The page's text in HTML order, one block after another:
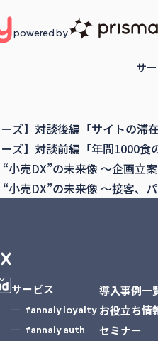
powered by
サ
】対談後編「サイトの滞
】対談前編「年間1000食
小売DX”の未来像 ～企画立
小売DX”の未来像 ～接客、
サービス
fannaly loyalty
fannaly auth
導入事例一
お役立ち情
セミナー